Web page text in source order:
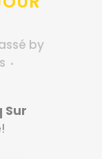
by
Sur